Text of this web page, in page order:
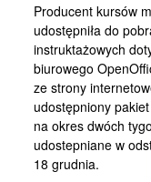
Krótkie
Jak pisać
Kontakt
Producent kursów
udostępniła do
instruktażowych
biurowego
ze strony
udostępniony
na okres dwóch
udostepniane w
18 grudnia.